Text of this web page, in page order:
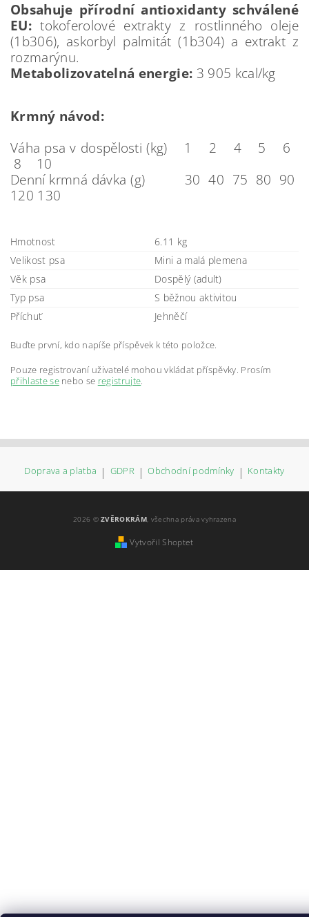
Obsahuje přírodní antioxidanty schválené
EU:tokoferolové extrakty z rostlinného oleje
(1b306), askorbyl palmitát (1b304) a extrakt z
rozmarýnu.
Metabolizovatelná energie: 3 905 kcal/kg
Krmný návod:
Váha psa v dospělosti (kg) 1 2 4 5 6
8 10
Denní krmná dávka (g) 30 40 75 80 90
120 130
Hmotnost
6.11 kg
Velikost psa
Mini a malá plemena
Věk psa
Dospělý (adult)
Typ psa
S běžnou aktivitou
Příchuť
Jehněčí
Buďte první, kdo napíše příspěvek k této položce.
Pouze registrovaní uživatelé mohou vkládat příspěvky. Prosím
přihlaste senebo se registrujte.
Doprava a platba | GDPR | Obchodní podmínky | Kontakty
2026 ©ZVĚROKRÁM, všechna práva vyhrazena
Vytvořil Shoptet